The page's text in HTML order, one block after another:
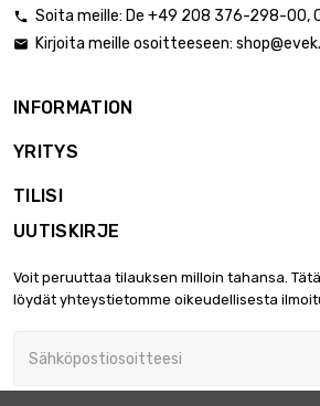
 Soita meille: De +49 208 376-298-00,
 Kirjoita meille osoitteeseen:
INFORMATION
YRITYS
TILISI
UUTISKIRJE
Voit peruuttaa tilauksen milloin tahansa.
löydät yhteystietomme oikeudellisesta